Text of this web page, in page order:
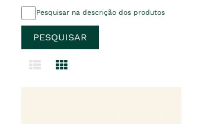
Pesquisar na descrição dos produtos